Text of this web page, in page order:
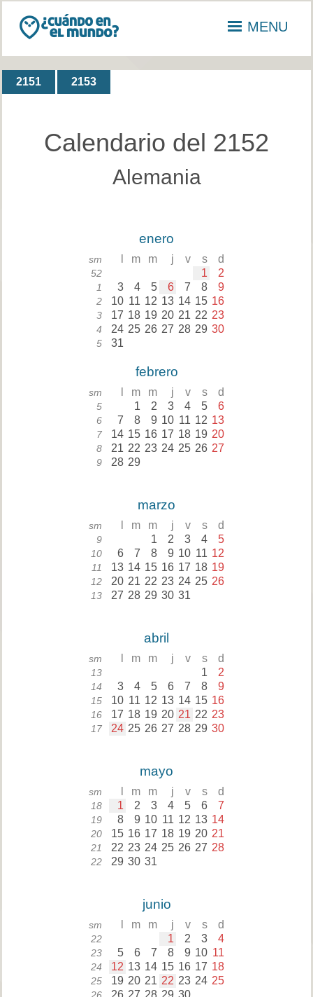
MENU
2151 2153
Calendario del 2152
Alemania
enero
sm m m j v s d
52 1 2
1 3 4 5 6 7 8 9
2 10 11 12 13 14 15 16
3 17 18 19 20 21 22 23
4 24 25 26 27 28 29 30
5 31
febrero
sm m m j v s d
5 1 2 3 4 5 6
6 7 8 9 10 11 12 13
7 14 15 16 17 18 19 20
8 21 22 23 24 25 26 27
9 28 29
marzo
sm m m j v s d
9 1 2 3 4 5
10 6 7 8 9 10 11 12
11 13 14 15 16 17 18 19
12 20 21 22 23 24 25 26
13 27 28 29 30 31
abril
sm m m j v s d
13 1 2
14 3 4 5 6 7 8 9
15 10 11 12 13 14 15 16
16 17 18 19 20 21 22 23
17 24 25 26 27 28 29 30
mayo
sm m m j v s d
18 1 2 3 4 5 6 7
19 8 9 10 11 12 13 14
20 15 16 17 18 19 20 21
21 22 23 24 25 26 27 28
22 29 30 31
junio
sm m m j v s d
22 1 2 3 4
23 5 6 7 8 9 10 11
24 12 13 14 15 16 17 18
25 19 20 21 22 23 24 25